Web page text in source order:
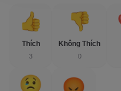
Thích
3
Không Thích
0